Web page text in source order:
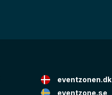
eventzonen.dk
eventzone.se